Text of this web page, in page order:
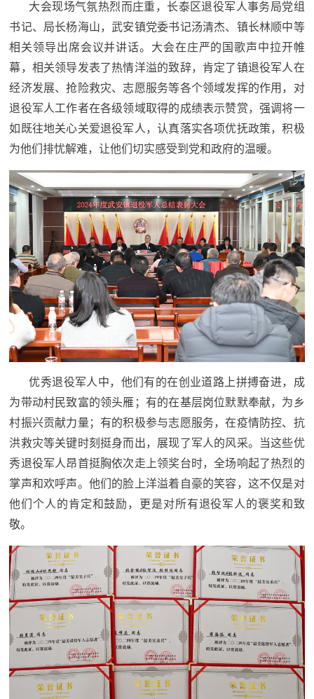
动
员
国
防
动
员
人
防
民
防
空
国
防
智
库
国
防
智
库
英
范
英
雄
模
范
退
役
军
采
退
役
军
人
风
退
役
军
大会现场气氛热烈而庄重，长泰区退役军人事务局党组
书记、局长杨海山，武安镇党委书记汤清杰、镇长林顺中等
相关领导出席会议并讲话。大会在庄严的国歌声中拉开帷
幕，相关领导发表了热情洋溢的致辞，肯定了镇退役军人在
经济发展、抢险救灾、志愿服务等各个领域发挥的作用，对
退役军人工作者在各级领域取得的成绩表示赞赏，强调将一
如既往地关心关爱退役军人，认真落实各项优抚政策，积极
为他们排忧解难，让他们切实感受到党和政府的温暖。
优秀退役军人中，他们有的在创业道路上拼搏奋进，成
为带动村民致富的领头雁；有的在基层岗位默默奉献，为乡
村振兴贡献力量；有的积极参与志愿服务，在疫情防控、抗
洪救灾等关键时刻挺身而出，展现了军人的风采。当这些优
秀退役军人昂首挺胸依次走上领奖台时，全场响起了热烈的
掌声和欢呼声。他们的脸上洋溢着自豪的笑容，这不仅是对
他们个人的肯定和鼓励，更是对所有退役军人的褒奖和致
敬。